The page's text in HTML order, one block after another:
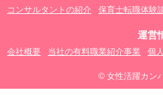
コンサルタントの紹介 保育士転職体験
運営
会社概要 当社の有料職業紹介事業 個
© 女性活躍カン